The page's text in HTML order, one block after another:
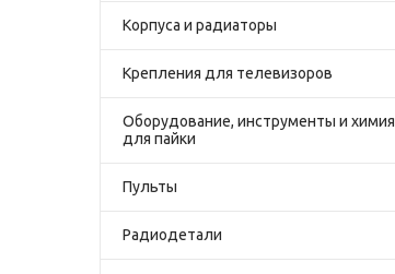
Корпуса и радиаторы
Крепления для телевизоров
Оборудование, инструменты и химия
для пайки
Пульты
Радиодетали